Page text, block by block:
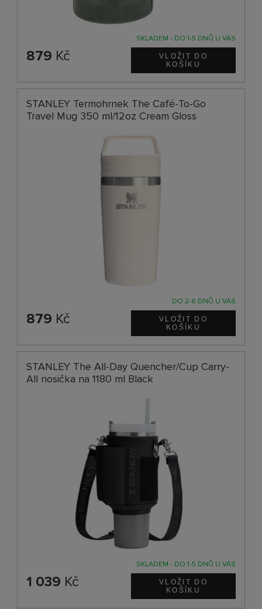
SKLADEM - DO 1-5 DNŮ U VÁS
879 Kč
STANLEY Termohrnek The Café-To-Go
Travel Mug 350 ml/12oz Cream Gloss
DO 2-6 DNŮ U VÁS
879 Kč
STANLEY The All-Day Quencher/Cup Carry-
All nosička na 1180 ml Black
SKLADEM - DO 1-5 DNŮ U VÁS
1 039 Kč